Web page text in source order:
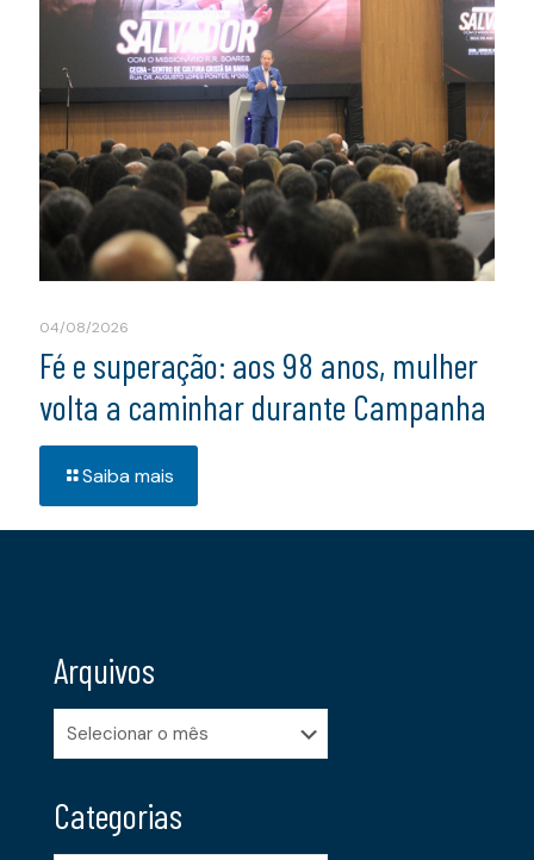
04/08/2026
Fé e superação: aos 98 anos, mulher
volta a caminhar durante Campanha
Saiba mais
Arquivos
Arquivos
Categorias